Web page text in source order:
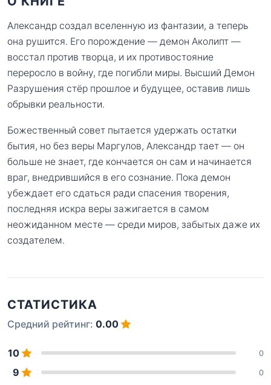
Александр создал вселенную из фантазии, а теперь
она рушится. Его порождение — демон Аколипт —
восстал против творца, и их противостояние
переросло в войну, где погибли миры. Высший Демон
Разрушения стёр прошлое и будущее, оставив лишь
обрывки реальности.
Божественный совет пытается удержать остатки
бытия, но без веры Маргулов, Александр тает — он
больше не знает, где кончается он сам и начинается
враг, внедрившийся в его сознание. Пока демон
убеждает его сдаться ради спасения творения,
последняя искра веры зажигается в самом
неожиданном месте — среди миров, забытых даже их
создателем.
СТАТИСТИКА
Средний рейтинг: 0.00
10 0
9 0